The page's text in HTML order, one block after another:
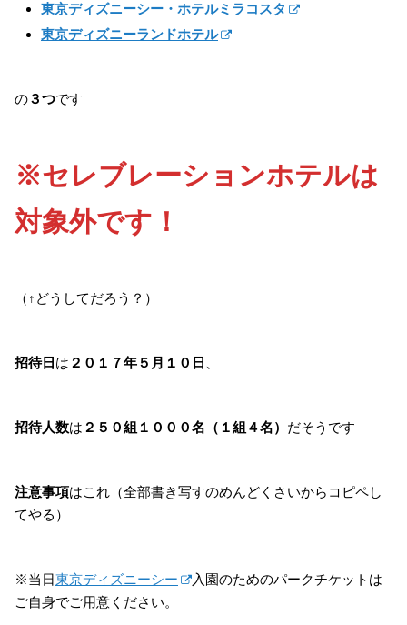
東京ディズニーシー・ホテルミラコスタ
東京ディズニーランドホテル
の３つです
※セレブレーションホテルは
対象外です！
（↑どうしてだろう？）
招待日 は ２０１７年５月１０日
招待人数は ２５０組１０００名（１組４名） だそうです
注意事項はこれ（全部書き写すのめんどくさいからコピペし
てやる）
※当日東京ディズニーシー
入園のためのパークチケットは
ご自身でご用意ください。